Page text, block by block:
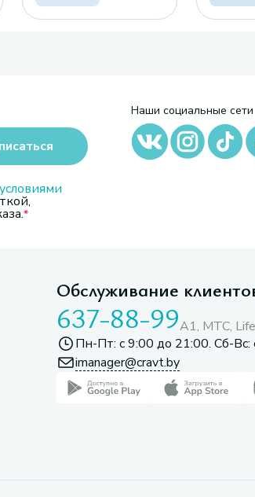
условиями
Наши социальные сети
Обслуживание
637-88-99A1, МТС, Life
Пн-Пт: с 9:00 до 21:00. Сб-Вс:
imanager@cravt.by